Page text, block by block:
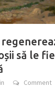
să le
Comment